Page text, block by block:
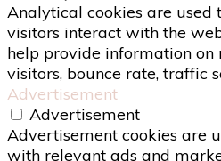
Analytical cookies are used
visitors interact with the
help provide information
visitors, bounce rate, traffic
Advertisement
Advertisement
Advertisement cookies are
with relevant ads and